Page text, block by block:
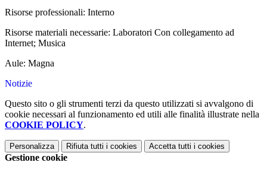
Risorse professionali: Interno
Risorse materiali necessarie: Laboratori Con collegamento ad
Internet; Musica
Aule: Magna
Notizie
Questo sito o gli strumenti terzi da questo utilizzati si avvalgono di
cookie necessari al funzionamento ed utili alle finalità illustrate nella
COOKIE POLICY.
Personalizza Rifiuta tutti i cookies Accetta tutti i cookies
Gestione cookie